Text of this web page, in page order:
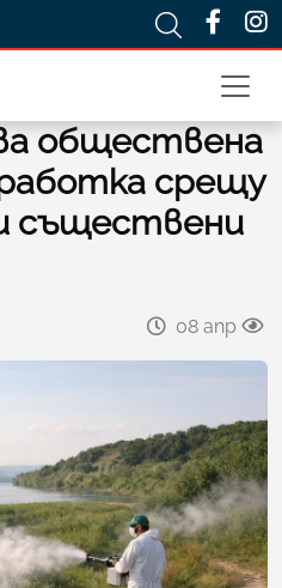
обществена
срещу
съществени
08 апр